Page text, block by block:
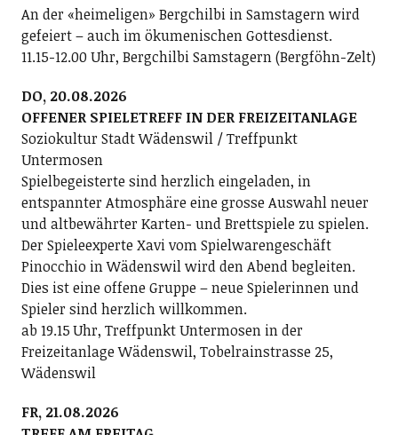
An der «heimeligen» Bergchilbi in Samstagern wird
gefeiert – auch im ökumenischen Gottesdienst.
11.15-12.00 Uhr, Bergchilbi Samstagern (Bergföhn-Zelt)
DO, 20.08.2026
OFFENER SPIELETREFF IN DER FREIZEITANLAGE
Soziokultur Stadt Wädenswil / Treffpunkt
Untermosen
Spielbegeisterte sind herzlich eingeladen, in
entspannter Atmosphäre eine grosse Auswahl neuer
und altbewährter Karten- und Brettspiele zu spielen.
Der Spieleexperte Xavi vom Spielwarengeschäft
Pinocchio in Wädenswil wird den Abend begleiten.
Dies ist eine offene Gruppe – neue Spielerinnen und
Spieler sind herzlich willkommen.
ab 19.15 Uhr, Treffpunkt Untermosen in der
Freizeitanlage Wädenswil, Tobelrainstrasse 25,
Wädenswil
FR, 21.08.2026